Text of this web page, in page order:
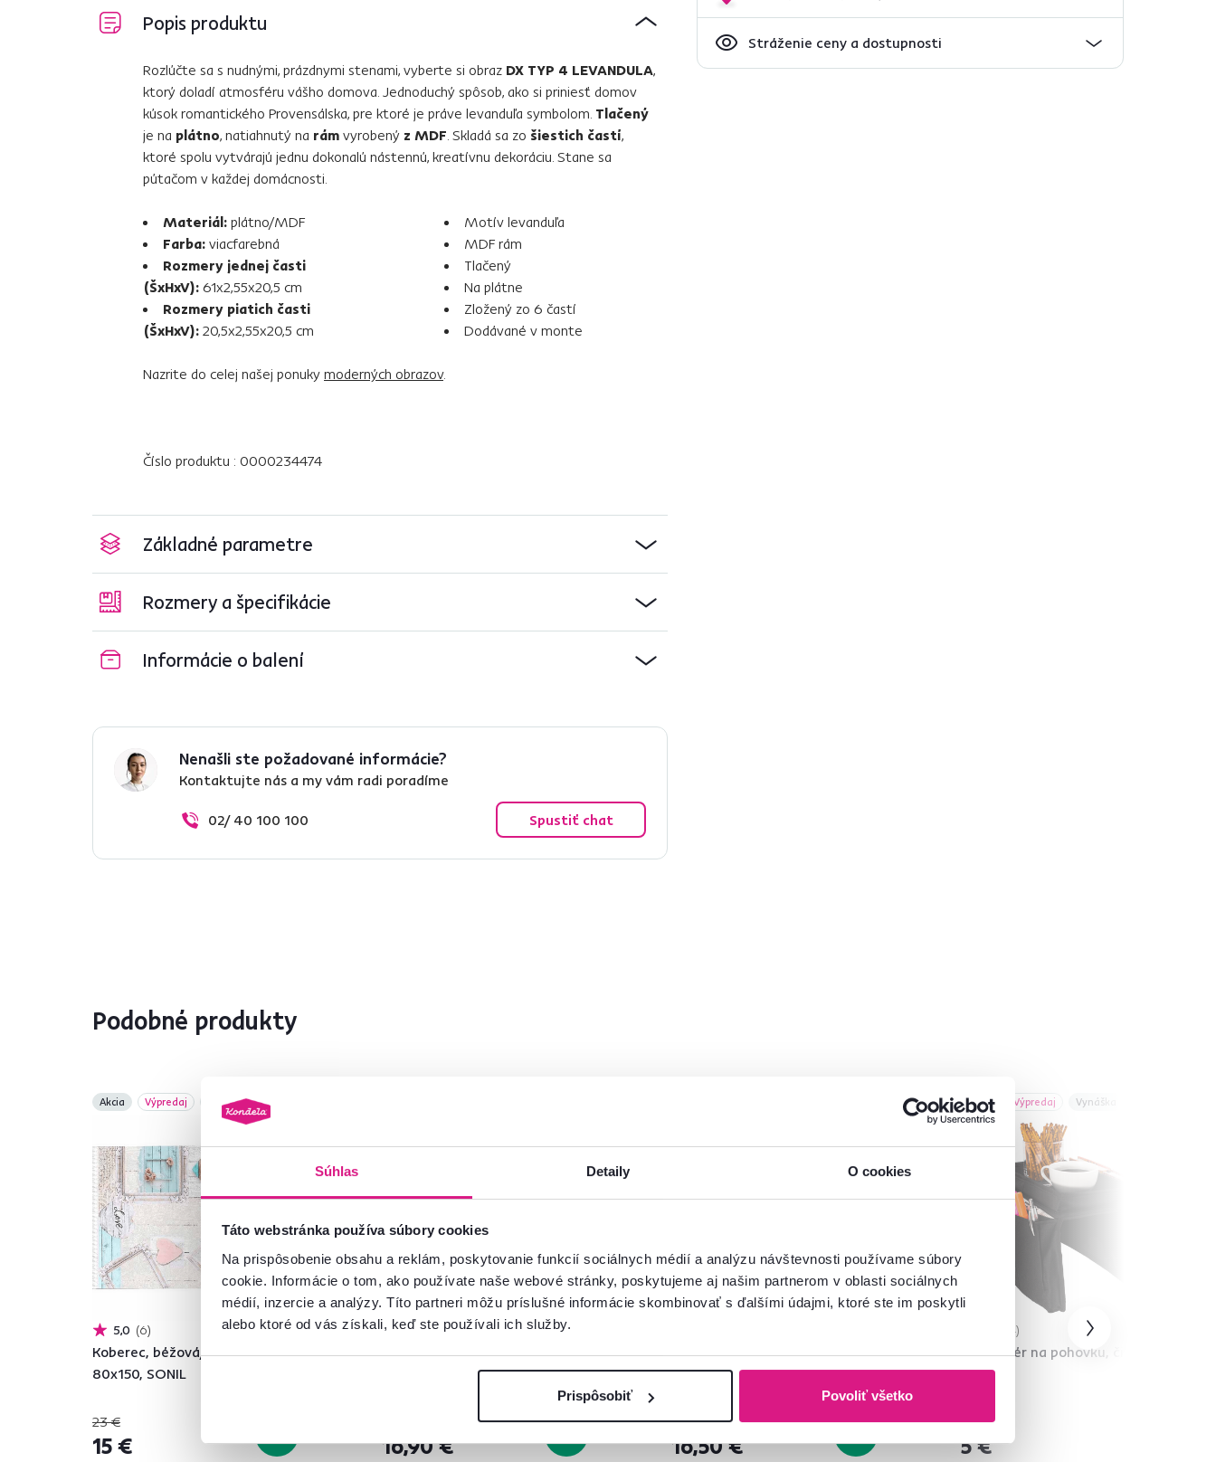
Súhlas Detaily O cookies
Táto webstránka používa súbory cookies
Na prispôsobenie obsahu a reklám, poskytovanie funkcií sociálnych médií a analýzu návštevnosti používame súbory
cookie. Informácie o tom, ako používate naše webové stránky, poskytujeme aj našim partnerom v oblasti sociálnych
médií, inzercie a analýzy. Títo partneri môžu príslušné informácie skombinovať s ďalšími údajmi, ktoré ste im poskytli
alebo ktoré od vás získali, keď ste používali ich služby.
Prispôsobiť Povoliť všetko
Stráženie ceny a dostupnosti
Popis produktu
Rozlúčte sa s nudnými, prázdnymi stenami, vyberte si obraz DX TYP 4 LEVANDULA,
ktorý doladí atmosféru vášho domova. Jednoduchý spôsob, ako si priniesť domov
kúsok romantického Provensálska, pre ktoré je práve levanduľa symbolom. Tlačený
je na plátno, natiahnutý na rám vyrobený z MDF . Skladá sa zo šiestich častí,
ktoré spolu vytvárajú jednu dokonalú nástennú, kreatívnu dekoráciu. Stane sa
pútačom v každej domácnosti.
Materiál: plátno/MDF
Farba: viacfarebná
Rozmery jednej časti
(ŠxHxV): 61x2,55x20,5 cm
Rozmery piatich časti
(ŠxHxV): 20,5x2,55x20,5 cm
Motív levanduľa
MDF rám
Tlačený
Na plátne
Zložený zo 6 častí
Dodávané v monte
Nazrite do celej našej ponuky moderných obrazov.
Číslo produktu : 0000234474
Základné parametre
Rozmery a špecifikácie
Informácie o balení
Nenašli ste požadované informácie?
Kontaktujte nás a my vám radi poradíme
02/ 40 100 100 Spustiť chat
Podobné produkty
Akcia Výpredaj Vynáška
5,0 6
Koberec, béžová/vintage vzor,
80x150, SONIL
23 €
15 €
5,0 6
Koberec, béžová/vintage vzor,
80x200, SONIL
16,90 €
Plyšový medveď,
smotanová/modrá, 65cm,
29 €
16,50 €
Akcia Výpredaj Vynáška
4
Organizér na pohovku, čierna,
IPRES
7 €
5 €